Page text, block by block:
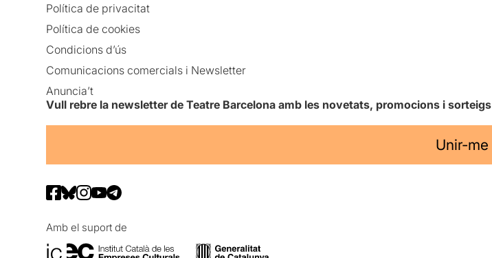
Política de privacitat
Política de cookies
Condicions d’ús
Comunicacions comercials i Newsletter
Anuncia’t
Vull rebre la newsletter de Teatre Barcelona amb les novetats, promocions i sorteigs
Unir-me
Amb el suport de